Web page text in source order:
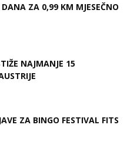
ZA 0,99 KM MJESEČNO
NAJMANJE 15
ZA BINGO FESTIVAL FITS